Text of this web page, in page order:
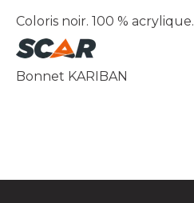
Coloris noir. 100 %
Bonnet KARIBAN